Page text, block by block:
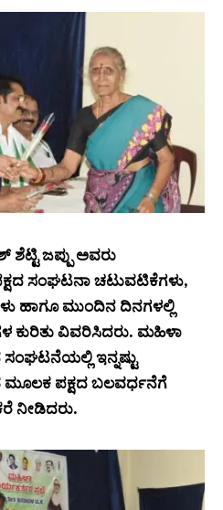
ಜಪ್ಪು ಅವರು
ಸಂಘಟನಾ ಚಟುವಟಿಕೆಗಳು,
ಹಾಗೂ ಮುಂದಿನ ದಿನಗಳಲ್ಲಿ
ಕುರಿತು ವಿವರಿಸಿದರು. ಮಹಿಳಾ
ಇನ್ನಷ್ಟು
ಮೂಲಕ ಪಕ್ಷದ ಬಲವರ್ಧನೆಗೆ
ನೀಡಿದರು.